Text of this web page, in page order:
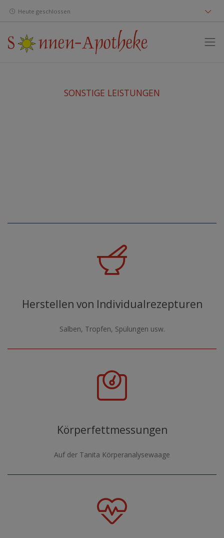
Heute geschlossen
SONSTIGE LEISTUNGEN
Herstellen von Individualrezepturen
Salben, Tropfen, Spülungen usw.
Körperfettmessungen
Auf der Tanita Körperanalysewaage